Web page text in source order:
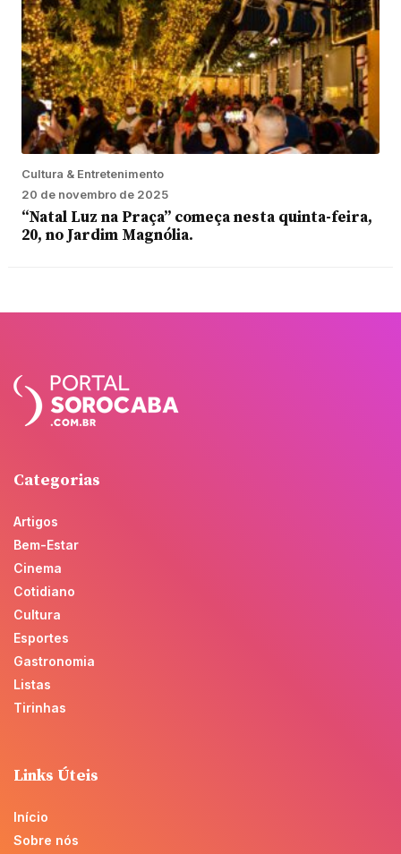
Cultura & Entretenimento
20 de novembro de 2025
“Natal Luz na Praça” começa nesta quinta-feira,
20, no Jardim Magnólia.
Categorias
Artigos
Bem-Estar
Cinema
Cotidiano
Cultura
Esportes
Gastronomia
Listas
Tirinhas
Links Úteis
Início
Sobre nós